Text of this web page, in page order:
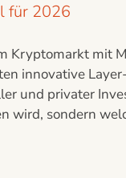
für 2026
Kryptomarkt mit
innovative
und privater
wird, sondern